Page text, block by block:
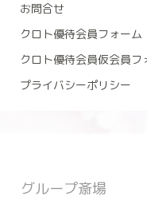
お問合せ
クロト優待会員フォーム
クロト優待会員仮会員フ
プライバシーポリシー
グループ斎場